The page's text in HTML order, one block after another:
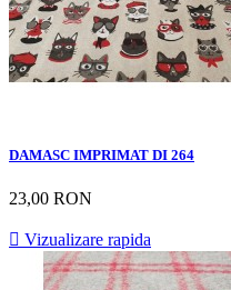
DAMASC IMPRIMAT DI 264
23,00 RON
 Vizualizare rapida